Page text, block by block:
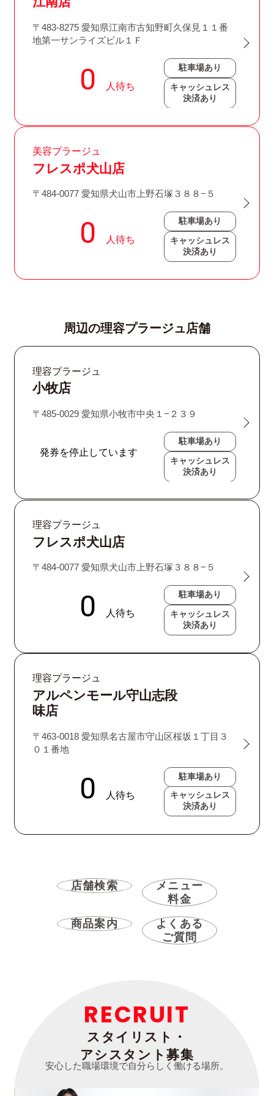
〒483-8275 愛知県江南市古知野町久保見１１番
地第一サンライズビル１Ｆ
駐車場あり
キャッシュレス
決済あり
美容プラージュ
フレスポ犬山店
〒484-0077 愛知県犬山市上野石塚３８８−５
駐車場あり
キャッシュレス
決済あり
周辺の理容プラージュ店舗
理容プラージュ
小牧店
〒485-0029 愛知県小牧市中央１−２３９
駐車場あり
キャッシュレス
決済あり
理容プラージュ
フレスポ犬山店
〒484-0077 愛知県犬山市上野石塚３８８−５
駐車場あり
キャッシュレス
決済あり
理容プラージュ
アルペンモール守山志段
味店
〒463-0018 愛知県名古屋市守山区桜坂１丁目３
０１番地
駐車場あり
キャッシュレス
決済あり
店舗検索
メニュー
料金
商品案内
よくある
ご質問
RECRUIT
スタイリスト・
アシスタント募集
安心した職場環境で自分らしく働ける場所。